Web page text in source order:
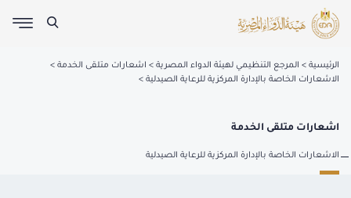
الرئيسية المرجع التنظيمي لهيئة الدواء المصرية
اشعارات متلقى الخدمة
الاشعارات الخاصة بالإدارة المركزية للرعاية الصيدلية
اشعارات متلقى الخدمة
الاشعارات الخاصة بالإدارة المركزية للرعاية الصيدلية